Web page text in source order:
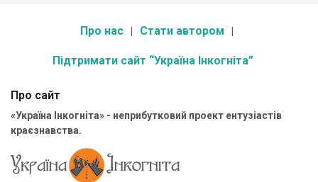
Про нас Стати автором
Підтримати сайт “Україна Інкогніта”
Про сайт
«Україна Інкогніта» - неприбутковий проект ентузіастів
краєзнавства.